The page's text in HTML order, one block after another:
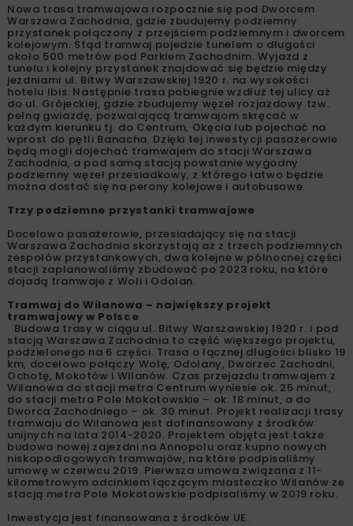
Nowa trasa tramwajowa rozpocznie się pod Dworcem
Warszawa Zachodnia, gdzie zbudujemy podziemny
przystanek połączony z przejściem podziemnym i dworcem
kolejowym. Stąd tramwaj pojedzie tunelem o długości
około 500 metrów pod Parkiem Zachodnim. Wyjazd z
tunelu i kolejny przystanek znajdować się będzie między
jezdniami ul. Bitwy Warszawskiej 1920 r. na wysokości
hotelu Ibis. Następnie trasa pobiegnie wzdłuż tej ulicy aż
do ul. Grójeckiej, gdzie zbudujemy węzeł rozjazdowy tzw.
pełną gwiazdę, pozwalającą tramwajom skręcać w
każdym kierunku tj. do Centrum, Okęcia lub pojechać na
wprost do pętli Banacha. Dzięki tej inwestycji pasażerowie
będą mogli dojechać tramwajem do stacji Warszawa
Zachodnia, a pod samą stacją powstanie wygodny
podziemny węzeł przesiadkowy, z którego łatwo będzie
można dostać się na perony kolejowe i autobusowe.
Trzy podziemne przystanki tramwajowe
Docelowo pasażerowie, przesiadający się na stacji
Warszawa Zachodnia skorzystają aż z trzech podziemnych
zespołów przystankowych, dwa kolejne w północnej części
stacji zaplanowaliśmy zbudować po 2023 roku, na które
dojadą tramwaje z Woli i Odolan.
Tramwaj do Wilanowa – największy projekt
tramwajowy w Polsce
Budowa trasy w ciągu ul. Bitwy Warszawskiej 1920 r. i pod
stacją Warszawa Zachodnia to część większego projektu,
podzielonego na 6 części. Trasa o łącznej długości blisko 19
km, docelowo połączy Wolę, Odolany, Dworzec Zachodni,
Ochotę, Mokotów i Wilanów. Czas przejazdu tramwajem z
Wilanowa do stacji metra Centrum wyniesie ok. 25 minut,
do stacji metra Pole Mokotowskie – ok. 18 minut, a do
Dworca Zachodniego – ok. 30 minut. Projekt realizacji trasy
tramwaju do Wilanowa jest dofinansowany z środków
unijnych na lata 2014-2020. Projektem objęta jest także
budowa nowej zajezdni na Annopolu oraz kupno nowych
niskopodłogowych tramwajów, na które podpisaliśmy
umowę w czerwcu 2019. Pierwsza umowa związana z 11-
kilometrowym odcinkiem łączącym miasteczko Wilanów ze
stacją metra Pole Mokotowskie podpisaliśmy w 2019 roku.
Inwestycja jest finansowana z środków UE.